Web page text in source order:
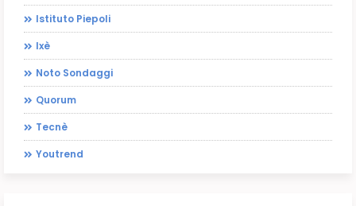
Istituto Piepoli
Ixè
Noto Sondaggi
Quorum
Tecnè
Youtrend